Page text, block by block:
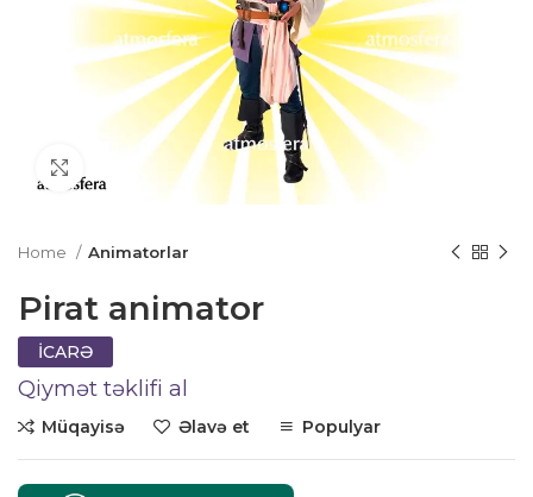
Click to enlarge
Home Animatorlar
Pirat animator
İCARƏ
Qiymət təklifi al
Müqayisə Əlavə et Populyar